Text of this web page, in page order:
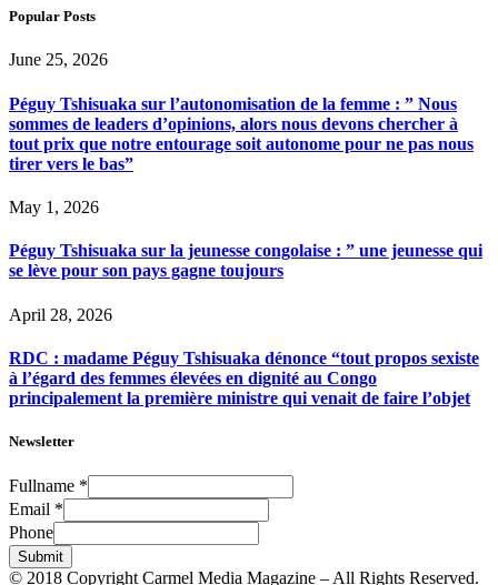
Popular Posts
June 25, 2026
Péguy Tshisuaka sur l’autonomisation de la femme : ” Nous
sommes de leaders d’opinions, alors nous devons chercher à
tout prix que notre entourage soit autonome pour ne pas nous
tirer vers le bas”
May 1, 2026
Péguy Tshisuaka sur la jeunesse congolaise : ” une jeunesse qui
se lève pour son pays gagne toujours
April 28, 2026
RDC : madame Péguy Tshisuaka dénonce “tout propos sexiste
à l’égard des femmes élevées en dignité au Congo
principalement la première ministre qui venait de faire l’objet
Newsletter
Fullname *
Email *
Phone
Submit
© 2018 Copyright Carmel Media Magazine – All Rights Reserved.